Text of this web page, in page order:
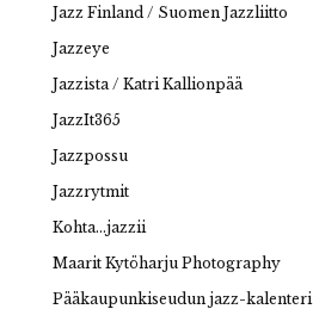
Jazz Finland / Suomen Jazzliitto
Jazzeye
Jazzista / Katri Kallionpää
JazzIt365
Jazzpossu
Jazzrytmit
Kohta…jazzii
Maarit Kytöharju Photography
Pääkaupunkiseudun jazz-kalenteri